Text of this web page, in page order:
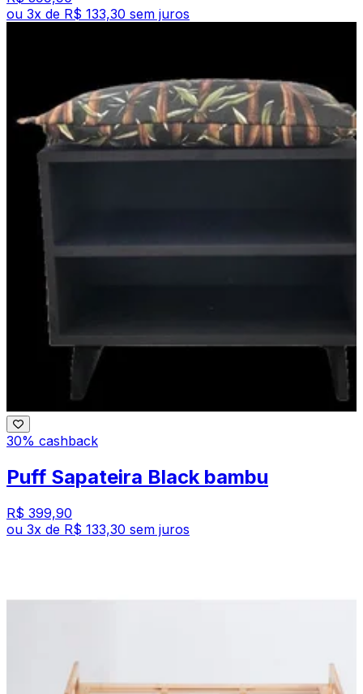
ou 3x de R$ 133,30 sem juros
30% cashback
Puff Sapateira Black bambu
R$ 399,90
ou 3x de R$ 133,30 sem juros